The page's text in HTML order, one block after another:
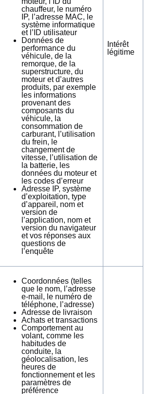
chauffeur, le numéro
IP, l’adresse MAC, le
système informatique
et l’ID utilisateur
Données de
performance du
véhicule, de la
remorque, de la
superstructure, du
moteur et d’autres
produits, par exemple
les informations
provenant des
composants du
véhicule, la
consommation de
carburant, l’utilisation
du frein, le
changement de
vitesse, l’utilisation de
la batterie, les
données du moteur et
les codes d’erreur
Adresse IP, système
d’exploitation, type
d’appareil, nom et
version de
l’application, nom et
version du navigateur
et vos réponses aux
questions de
l’enquête
Intérêt
légitime
Coordonnées (telles
que le nom, l’adresse
e-mail, le numéro de
téléphone, l’adresse)
Adresse de livraison
Achats et transactions
Comportement au
volant, comme les
habitudes de
conduite, la
géolocalisation, les
heures de
fonctionnement et les
paramètres de
préférence